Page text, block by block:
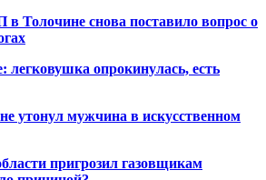
в Толочине снова поставило вопрос о
опрокинулась, есть
утонул мужчина в искусственном
пригрозил газовщикам